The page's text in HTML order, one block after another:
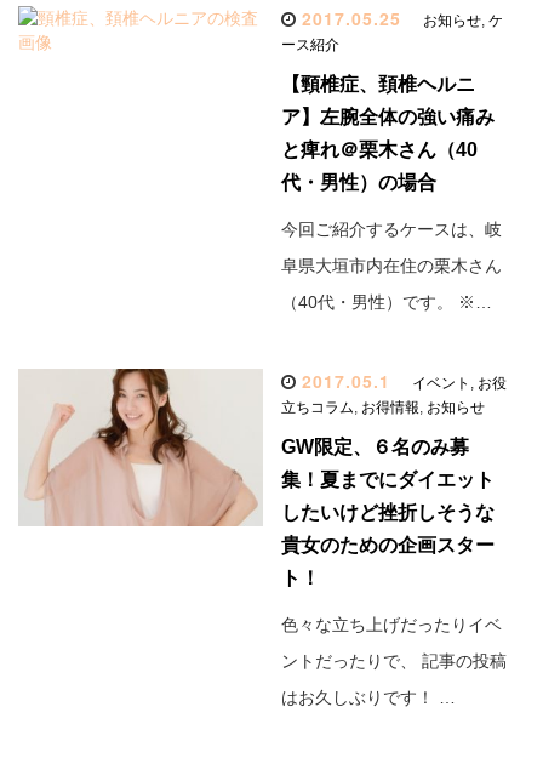
2017.05.25 お知らせ, ケ
ース紹介
【頸椎症、頚椎ヘルニ
ア】左腕全体の強い痛み
と痺れ＠栗木さん（40
代・男性）の場合
今回ご紹介するケースは、岐
阜県大垣市内在住の栗木さん
（40代・男性）です。 ※…
2017.05.1 イベント , お役
立ちコラム, お得情報, お知らせ
GW限定、６名のみ募
集！夏までにダイエット
したいけど挫折しそうな
貴女のための企画スター
ト！
色々な立ち上げだったりイベ
ントだったりで、 記事の投稿
はお久しぶりです！ …